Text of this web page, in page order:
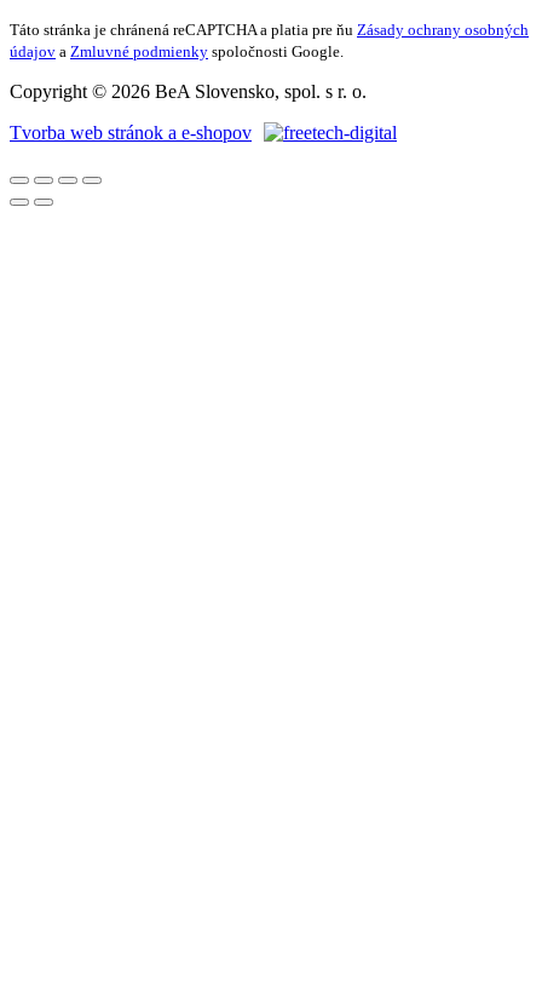
Táto stránka je chránená reCAPTCHA a platia pre ňu Zásady ochrany osobných
údajov a Zmluvné podmienky spoločnosti Google.
Copyright © 2026 BeA Slovensko, spol. s r. o.
Tvorba web stránok a e-shopov